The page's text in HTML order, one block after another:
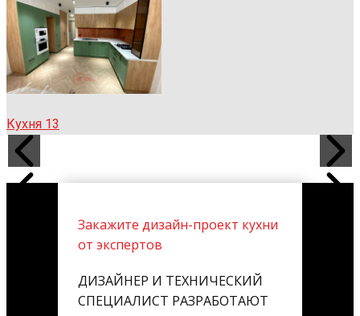
Кухня 13
Закажите дизайн-проект кухни
от экспертов
ДИЗАЙНЕР И ТЕХНИЧЕСКИЙ
СПЕЦИАЛИСТ РАЗРАБОТАЮТ